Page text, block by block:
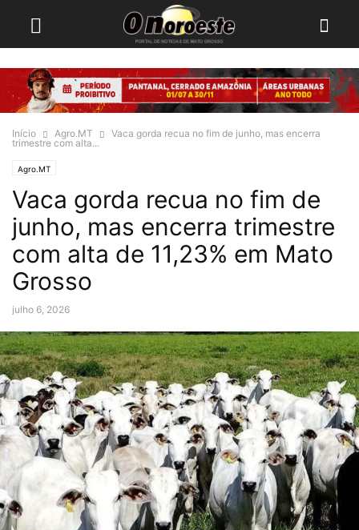
Início Agro.MT
Vaca gorda recua no fim de junho, mas encerra
trimestre com alta...
Agro.MT
Vaca gorda recua no fim de
junho, mas encerra trimestre
com alta de 11,23% em Mato
Grosso
julho 6, 2026